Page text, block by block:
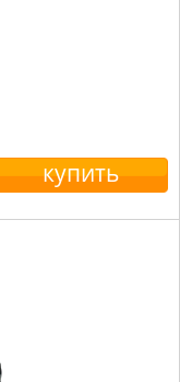
купить